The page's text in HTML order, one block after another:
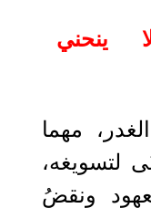
ينحني
مهما
لتسويغه،
ونقضُ